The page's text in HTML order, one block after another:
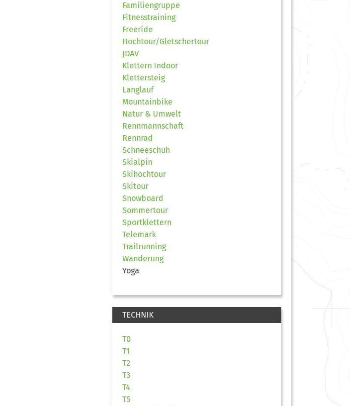
Familiengruppe
Fitnesstraining
Freeride
Hochtour/Gletschertour
JDAV
Klettern Indoor
Klettersteig
Langlauf
Mountainbike
Natur & Umwelt
Rennmannschaft
Rennrad
Schneeschuh
Skialpin
Skihochtour
Skitour
Snowboard
Sommertour
Sportklettern
Telemark
Trailrunning
Wanderung
Yoga
TECHNIK
T0
T1
T2
T3
T4
T5